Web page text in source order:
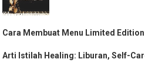
Cara Membuat Menu Limited
Arti Istilah Healing: Liburan, Self-